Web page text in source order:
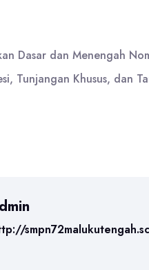
Dasar dan Menengah
Tunjangan Khusus, dan